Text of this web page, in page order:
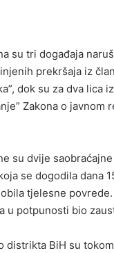
su tri događaja
prekršaja iz
dok su za dva lica
Zakona o javnom
su dvije
se dogodila dana
tjelesne
u potpunosti bio
distrikta BiH su